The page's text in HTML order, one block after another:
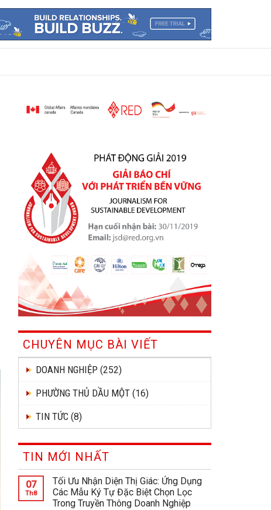
CHUYÊN MỤC BÀI VIẾT
DOANH NGHIỆP (252)
PHƯỜNG THỦ DẦU MỘT (16)
TIN TỨC (8)
TIN MỚI NHẤT
07
Th8
Tối Ưu Nhận Diện Thị Giác: Ứng Dụng
Các Mẫu Ký Tự Đặc Biệt Chọn Lọc
Trong Truyền Thông Doanh Nghiệp